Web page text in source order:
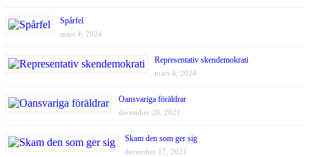
Spårfel
mars 4, 2024
Representativ skendemokrati
mars 4, 2024
Oansvariga föräldrar
december 20, 2021
Skam den som ger sig
december 17, 2021